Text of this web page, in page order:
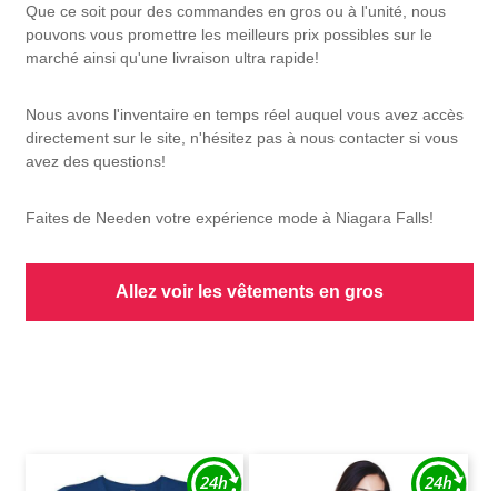
Que ce soit pour des commandes en gros ou à l'unité, nous
pouvons vous promettre les meilleurs prix possibles sur le
marché ainsi qu'une livraison ultra rapide!
Nous avons l'inventaire en temps réel auquel vous avez accès
directement sur le site, n'hésitez pas à nous contacter si vous
avez des questions!
Faites de Needen votre expérience mode à Niagara Falls!
Allez voir les vêtements en gros